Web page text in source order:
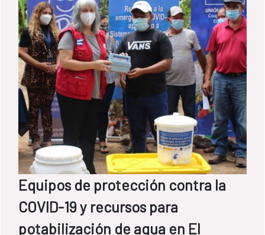
construido un depósito y ha realizado los
trabajos de instalación de tubería
necesarios para su conexión al pozo
existente.
Equipos de protección contra la
COVID-19 y recursos para
potabilización de agua en El